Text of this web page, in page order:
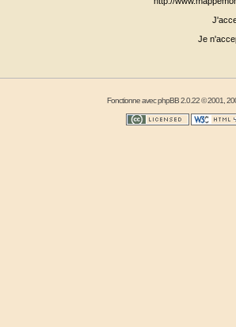
Je
Fonctionne avecphpBB2.0.22 © 2001,